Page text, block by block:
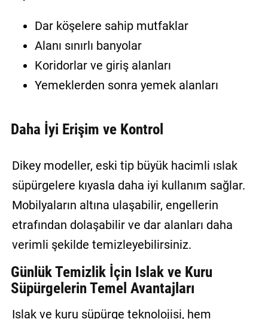
Dar köşelere sahip mutfaklar
Alanı sınırlı banyolar
Koridorlar ve giriş alanları
Yemeklerden sonra yemek alanları
Daha İyi Erişim ve Kontrol
Dikey modeller, eski tip büyük hacimli ıslak
süpürgelere kıyasla daha iyi kullanım sağlar.
Mobilyaların altına ulaşabilir, engellerin
etrafından dolaşabilir ve dar alanları daha
verimli şekilde temizleyebilirsiniz.
Günlük Temizlik İçin Islak ve Kuru
Süpürgelerin Temel Avantajları
Islak ve kuru süpürge teknolojisi, hem